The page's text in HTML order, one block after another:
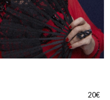
20€